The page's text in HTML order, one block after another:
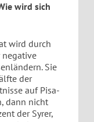
wird sich
wird durch
negative
Sie
der
auf Pisa-
dann nicht
der Syrer,